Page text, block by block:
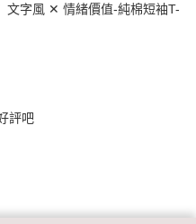
文字風 ✕ 情緒價值-純棉短袖T-
評吧